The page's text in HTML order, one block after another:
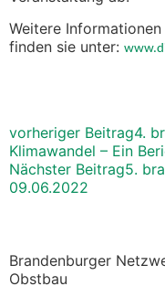
Weitere
finden sie unter:
vorheriger Beitrag4.
Klimawandel – Ein
Nächster Beitrag5.
09.06.2022
Brandenburger
Obstbau